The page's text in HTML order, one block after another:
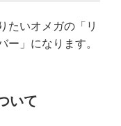
たいオメガの「リ
ー」になります。
いて